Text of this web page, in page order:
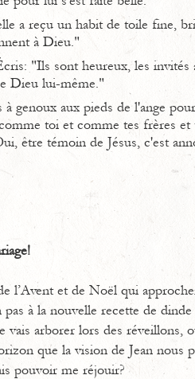
a reçu un habit de toile fine,
à Dieu."
"Ils sont heureux, les invités
Dieu lui-même."
genoux aux pieds de l'ange
toi et comme tes frères
être témoin de Jésus, c'est
l’Avent et de Noël qui
pas à la nouvelle recette de
vais arborer lors des réveillons,
que la vision de Jean
pouvoir me réjouir?